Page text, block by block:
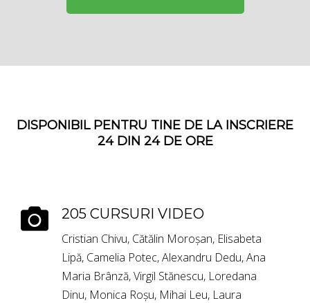
DISPONIBIL PENTRU TINE DE LA INSCRIERE
24 DIN 24 DE ORE
205 CURSURI VIDEO
Cristian Chivu, Cătălin Moroșan, Elisabeta
Lipă, Camelia Potec,Alexandru Dedu,Ana
Maria Brânză,Virgil Stănescu, Loredana
Dinu, Monica Roșu, Mihai Leu, Laura